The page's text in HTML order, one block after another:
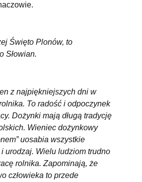
Święto Plonów, to
Słowian.
z najpiękniejszych dni w
To radość i odpoczynek
Dożynki mają długą tradycję
Wieniec dożynkowy
uosabia wszystkie
urodzaj. Wielu ludziom trudno
rolnika. Zapominają, że
człowieka to przede